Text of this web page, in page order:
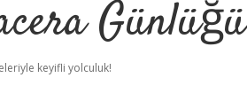
Günlüğü
keyifli yolculuk!